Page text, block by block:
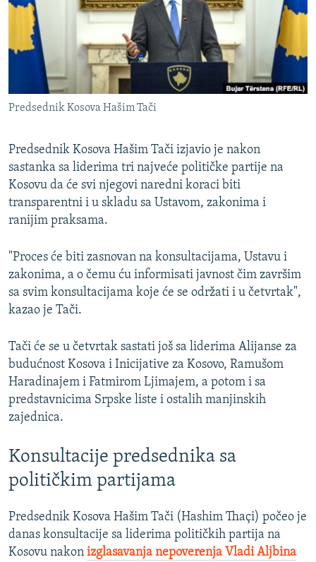
ISPRIČAJ MI
DNEVNO@RSE
SPECIJALI RSE
VIŠE OD NASLOVA
POPLAVE I KLIZIŠTA U BIH 2024.
TV LIBERTY
POST SCRIPTUM
MOJA EVROPA
SVE KARTE DEJTONA
NASTANAK I RASPAD JUGOSLAVIJE
PRATITE NAS
Sve RFE/RL stranice
Predsednik Kosova Hašim Tači
Predsednik Kosova Hašim Tači izjavio je nakon
sastanka sa liderima tri najveće političke partije na
Kosovu da će svi njegovi naredni koraci biti
transparentni i u skladu sa Ustavom, zakonima i
ranijim praksama.
"Proces će biti zasnovan na konsultacijama, Ustavu i
zakonima, a o čemu ću informisati javnost čim završim
sa svim konsultacijama koje će se održati i u četvrtak",
kazao je Tači.
Tači će se u četvrtak sastati još sa liderima Alijanse za
budućnost Kosova i Inicijative za Kosovo, Ramušom
Haradinajem i Fatmirom Ljimajem, a potom i sa
predstavnicima Srpske liste i ostalih manjinskih
zajednica.
Konsultacije predsednika sa
političkim partijama
Predsednik Kosova Hašim Tači (Hashim Thaçi) počeo je
danas konsultacije sa liderima političkih partija na
Kosovu nakon izglasavanja nepoverenja Vladi Aljbina